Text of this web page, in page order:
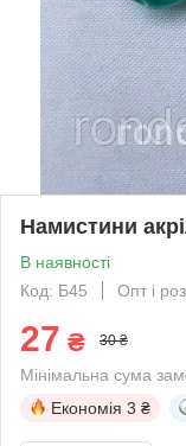
Намистини
В наявності
Код: Б45
Опт і
27 ₴ 30 ₴
Мінімальна сума
Економія 3 ₴